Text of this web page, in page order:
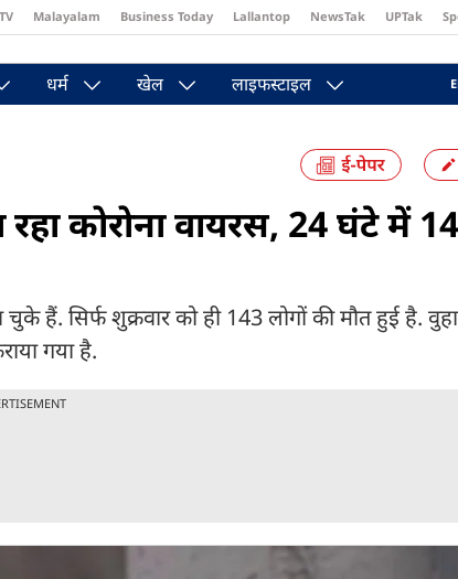
Malayalam Business Today Lallantop NewsTak UPTak
धर्म खेल लाइफस्टाइल
कोरोना वायरस, 24 घंटे में
हैं. सिर्फ शुक्रवार को ही 143 लोगों की मौत हुई है.
गया है.